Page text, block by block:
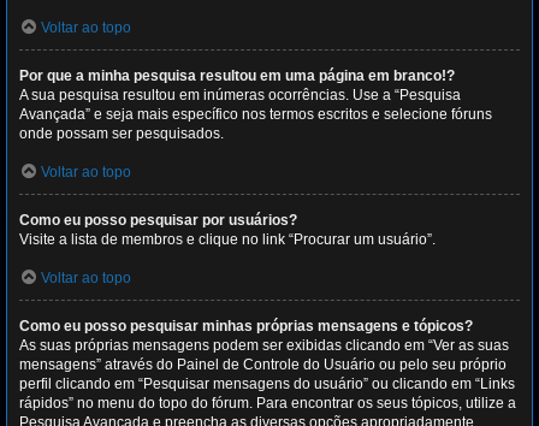
Voltar ao topo
Por que a minha pesquisa resultou em uma página em branco!?
A sua pesquisa resultou em inúmeras ocorrências. Use a “Pesquisa
Avançada” e seja mais específico nos termos escritos e selecione fóruns
onde possam ser pesquisados.
Voltar ao topo
Como eu posso pesquisar por usuários?
Visite a lista de membros e clique no link “Procurar um usuário”.
Voltar ao topo
Como eu posso pesquisar minhas próprias mensagens e tópicos?
As suas próprias mensagens podem ser exibidas clicando em “Ver as suas
mensagens” através do Painel de Controle do Usuário ou pelo seu próprio
perfil clicando em “Pesquisar mensagens do usuário” ou clicando em “Links
rápidos” no menu do topo do fórum. Para encontrar os seus tópicos, utilize a
Pesquisa Avançada e preencha as diversas opções apropriadamente.